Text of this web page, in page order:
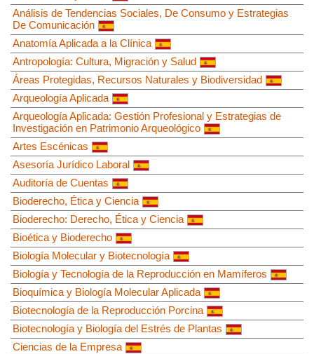
Análisis de Tendencias Sociales, De Consumo y Estrategias
De Comunicación
Anatomía Aplicada a la Clínica
Antropología: Cultura, Migración y Salud
Áreas Protegidas, Recursos Naturales y Biodiversidad
Arqueología Aplicada
Arqueología Aplicada: Gestión Profesional y Estrategias de
Investigación en Patrimonio Arqueológico
Artes Escénicas
Asesoría Jurídico Laboral
Auditoría de Cuentas
Bioderecho, Ética y Ciencia
Bioderecho: Derecho, Ética y Ciencia
Bioética y Bioderecho
Biología Molecular y Biotecnología
Biología y Tecnología de la Reproducción en Mamíferos
Bioquímica y Biología Molecular Aplicada
Biotecnología de la Reproducción Porcina
Biotecnología y Biología del Estrés de Plantas
Ciencias de la Empresa